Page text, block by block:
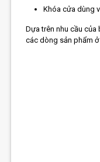
Khóa cửa dùng
Dựa trên nhu cầu
các dòng sản phẩm ở